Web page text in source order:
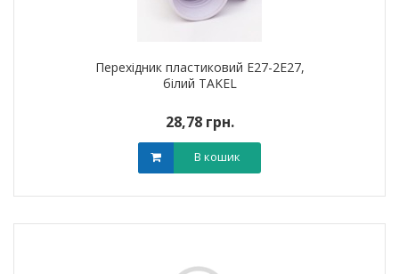
Перехідник пластиковий Е27-2Е27,
білий TAKEL
28,78 грн.
В кошик